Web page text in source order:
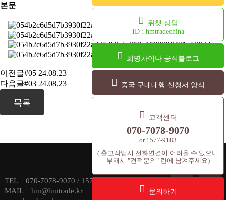
위챗 상담
ID : hmtradechina
희명차이나 공식블로그
중국 구매대행 신청서 양식
고객센터
070-7078-9070
or 1577-9183
( 출고작업시 전화연결이 어려울 수 있으니
부재시 "견적문의" 란에 남겨주세요)
문의하기
본문
이전글#05 24.08.23
다음글#03 24.08.23
목록
TEL 070-7078-9070 / 1577-9183 E-
MAIL hm@hmtrade.kr HOME PAGE :